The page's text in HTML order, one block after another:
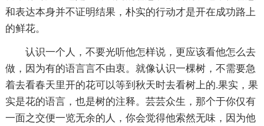
和表达本身并不证明结果，朴实的行动才是开在成功路上
的鲜花。
认识一个人，不要光听他怎样说，更应该看他怎么去
做，因为有的语言言不由衷。就像认识一棵树，不需要急
着去看春天里开的花可以等到秋天时去看树上的.果实，果
实是花的语言，也是树的注释。芸芸众生，那个于你仅有
一面之交便一览无余的人，你会觉得他索然无味，因为他